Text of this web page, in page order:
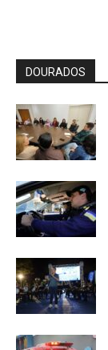
DOURADOS